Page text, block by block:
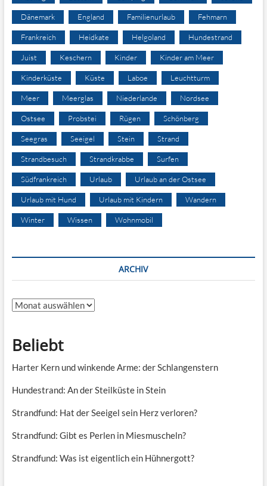
Dänemark England Familienurlaub Fehmarn
Frankreich Heidkate Helgoland Hundestrand
Juist Keschern Kinder Kinder am Meer
Kinderküste Küste Laboe Leuchtturm
Meer Meerglas Niederlande Nordsee
Ostsee Probstei Rügen Schönberg
Seegras Seeigel Stein Strand
Strandbesuch Strandkrabbe Surfen
Südfrankreich Urlaub Urlaub an der Ostsee
Urlaub mit Hund Urlaub mit Kindern Wandern
Winter Wissen Wohnmobil
ARCHIV
Archiv
Beliebt
Harter Kern und winkende Arme: der Schlangenstern
Hundestrand: An der Steilküste in Stein
Strandfund: Hat der Seeigel sein Herz verloren?
Strandfund: Gibt es Perlen in Miesmuscheln?
Strandfund: Was ist eigentlich ein Hühnergott?